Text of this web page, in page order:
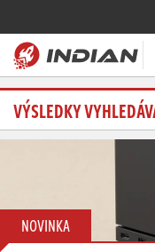
Magazín
Soutěže
VÝSLEDKY
NOVINKA